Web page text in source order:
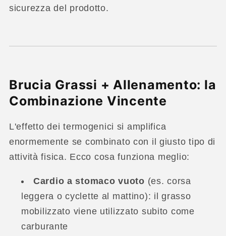
sicurezza del prodotto.
Brucia Grassi + Allenamento: la
Combinazione Vincente
L'effetto dei termogenici si amplifica
enormemente se combinato con il giusto tipo di
attività fisica. Ecco cosa funziona meglio:
Cardio a stomaco vuoto (es. corsa
leggera o cyclette al mattino): il grasso
mobilizzato viene utilizzato subito come
carburante